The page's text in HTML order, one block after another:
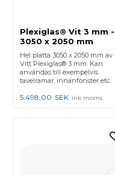
Plexiglas® Vit 3 mm -
3050 x 2050 mm
Hel platta 3050 x 2050 mm av
Vitt Plexiglas® 3 mm. Kan
användas till exempelvis
tavelramar, innanfönster etc.
5.498,00 SEK ink moms